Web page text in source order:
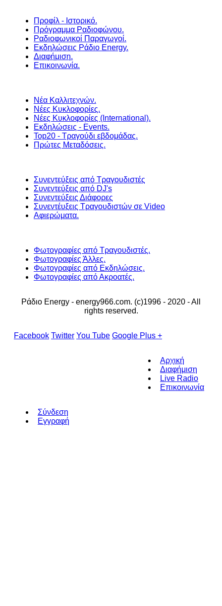
Προφίλ - Ιστορικό.
Πρόγραμμα Ραδιοφώνου.
Ραδιοφωνικοί Παραγωγοί.
Εκδηλώσεις Ράδιο Energy.
Διαφήμιση.
Επικοινωνία.
Νέα Καλλιτεχνών.
Νέες Κυκλοφορίες.
Νέες Κυκλοφορίες (International).
Εκδηλώσεις - Events.
Top20 - Τραγούδι εβδομάδας.
Πρώτες Μεταδόσεις.
Συνεντεύξεις από Τραγουδιστές
Συνεντεύξεις από DJ's
Συνεντεύξεις Διάφορες
Συνεντέυξεις Τραγουδιστών σε Video
Αφιερώματα.
Φωτογραφίες από Τραγουδιστές.
Φωτογραφίες Άλλες.
Φωτογραφίες από Εκδηλώσεις.
Φωτογραφίες από Ακροατές.
Ράδιο Energy - energy966.com. (c)1996 - 2020 - All
rights reserved.
Facebook Twitter You Tube Google Plus +
Αρχική
Διαφήμιση
Live Radio
Επικοινωνία
Σύνδεση
Εγγραφή